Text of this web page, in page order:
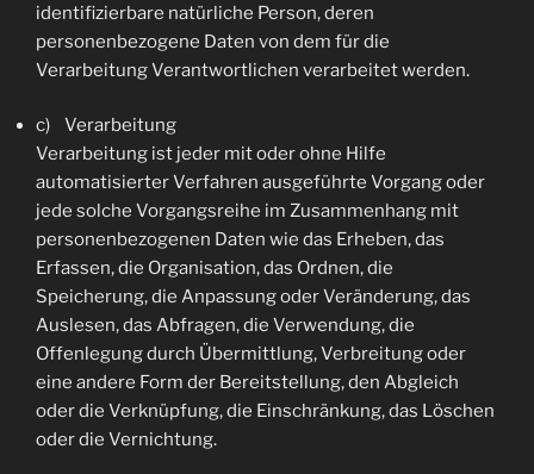
identifizierbare natürliche Person, deren
personenbezogene Daten von dem für die
Verarbeitung Verantwortlichen verarbeitet werden.
c) Verarbeitung
Verarbeitung ist jeder mit oder ohne Hilfe
automatisierter Verfahren ausgeführte Vorgang oder
jede solche Vorgangsreihe im Zusammenhang mit
personenbezogenen Daten wie das Erheben, das
Erfassen, die Organisation, das Ordnen, die
Speicherung, die Anpassung oder Veränderung, das
Auslesen, das Abfragen, die Verwendung, die
Offenlegung durch Übermittlung, Verbreitung oder
eine andere Form der Bereitstellung, den Abgleich
oder die Verknüpfung, die Einschränkung, das Löschen
oder die Vernichtung.